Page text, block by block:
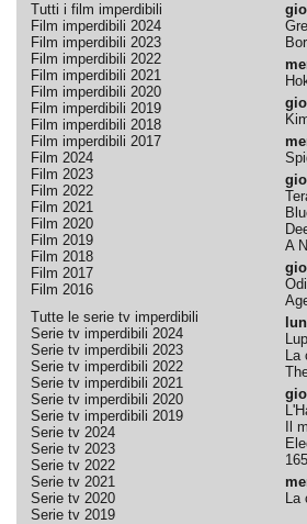
Tutti i film imperdibili
Film imperdibili 2024
Film imperdibili 2023
Film imperdibili 2022
Film imperdibili 2021
Film imperdibili 2020
Film imperdibili 2019
Film imperdibili 2018
Film imperdibili 2017
Film 2024
Film 2023
Film 2022
Film 2021
Film 2020
Film 2019
Film 2018
Film 2017
Film 2016
Tutte le serie tv imperdibili
Serie tv imperdibili 2024
Serie tv imperdibili 2023
Serie tv imperdibili 2022
Serie tv imperdibili 2021
Serie tv imperdibili 2020
Serie tv imperdibili 2019
Serie tv 2024
Serie tv 2023
Serie tv 2022
Serie tv 2021
Serie tv 2020
Serie tv 2019
A
La
Il
La